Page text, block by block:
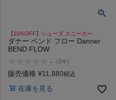
【10%OFF】シューズ スニーカー
ダナー ベンド フロー Danner
BEND FLOW
- （0件 ）
販売価格 ¥11,880税込
在庫を見る